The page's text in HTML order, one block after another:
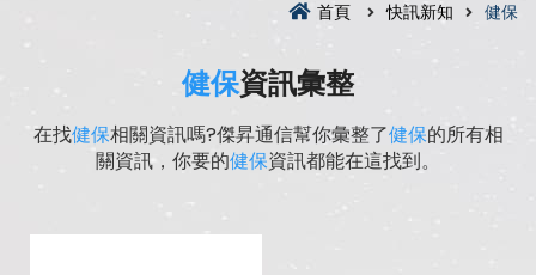
首頁 快訊新知 健保
健保資訊彙整
在找健保相關資訊嗎?傑昇通信幫你彙整了健保的所有相
關資訊，你要的健保資訊都能在這找到。